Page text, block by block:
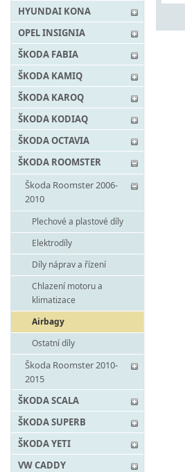
HYUNDAI KONA
OPEL INSIGNIA
ŠKODA FABIA
ŠKODA KAMIQ
ŠKODA KAROQ
ŠKODA KODIAQ
ŠKODA OCTAVIA
ŠKODA ROOMSTER
Škoda Roomster 2006-
2010
Plechové a plastové díly
Elektrodíly
Díly náprav a řízení
Chlazení motoru a
klimatizace
Airbagy
Ostatní díly
Škoda Roomster 2010-
2015
ŠKODA SCALA
ŠKODA SUPERB
ŠKODA YETI
VW CADDY